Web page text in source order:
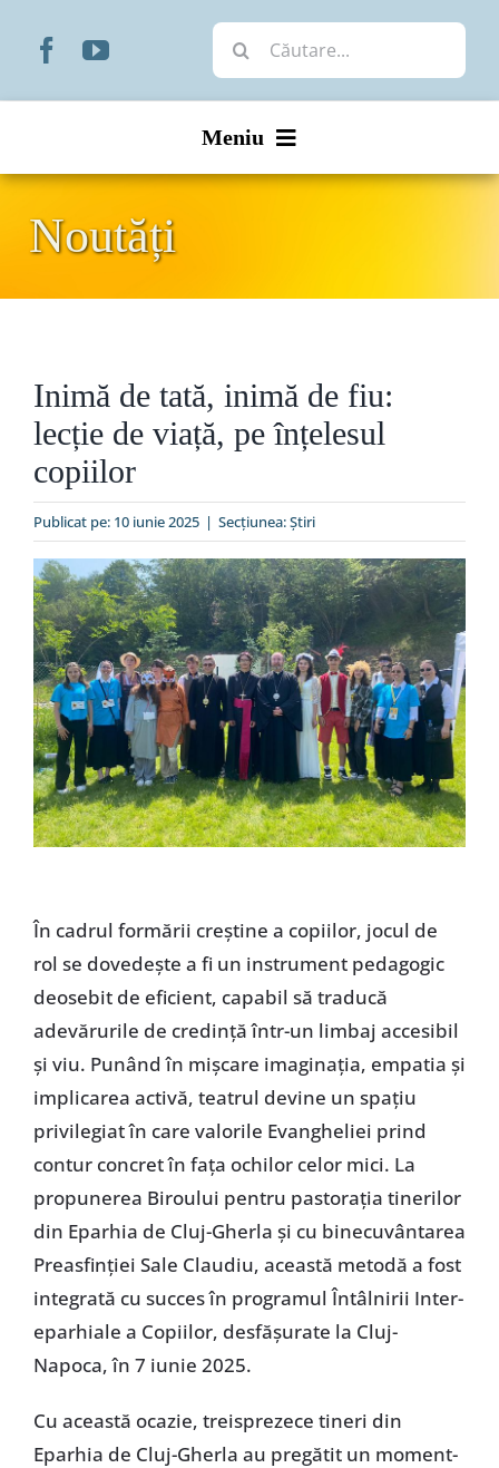
Cautare...
Meniu
Organizare
Liturgic
Special
Noutăți
Inimă de tată, inimă de fiu:
lecție de viață, pe înțelesul
copiilor
Publicat pe: 10 iunie 2025 | Secțiunea:Ştiri
În cadrul formării creștine a copiilor, jocul de
rol se dovedește a fi un instrument pedagogic
deosebit de eficient, capabil să traducă
adevărurile de credință într-un limbaj accesibil
și viu. Punând în mișcare imaginația, empatia și
implicarea activă, teatrul devine un spațiu
privilegiat în care valorile Evangheliei prind
contur concret în fața ochilor celor mici. La
propunerea Biroului pentru pastorația tinerilor
din Eparhia de Cluj-Gherla și cu binecuvântarea
Preasfinției Sale Claudiu, această metodă a fost
integrată cu succes în programul Întâlnirii Inter-
eparhiale a Copiilor, desfășurate la Cluj-
Napoca, în 7 iunie 2025.
Cu această ocazie, treisprezece tineri din
Eparhia de Cluj-Gherla au pregătit un moment-